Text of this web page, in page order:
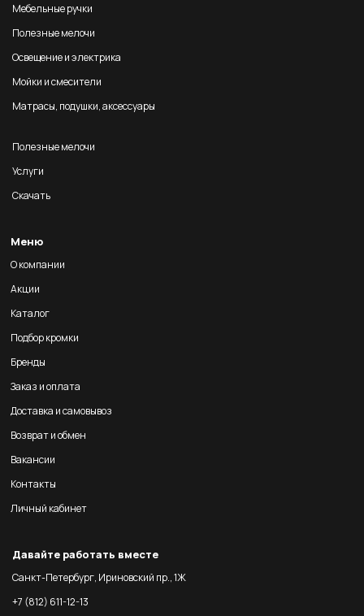
Мебельные ручки
Полезные мелочи
Освещение и электрика
Мойки и смесители
Матрасы, подушки, аксессуары
Полезные мелочи
Услуги
Скачать
Меню
О компании
Акции
Каталог
Подбор кромки
Бренды
Заказ и оплата
Доставка и самовывоз
Возврат и обмен
Вакансии
Контакты
Личный кабинет
Давайте работать вместе
Санкт-Петербург, Ириновский пр., 1Ж
+7 (812) 611-12-13